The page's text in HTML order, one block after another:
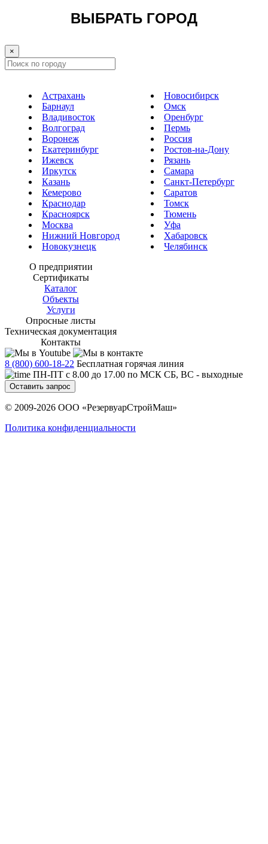
ВЫБРАТЬ ГОРОД
×
Астрахань
Барнаул
Владивосток
Волгоград
Воронеж
Екатеринбург
Ижевск
Иркутск
Казань
Кемерово
Краснодар
Красноярск
Москва
Нижний Новгород
Новокузнецк
Новосибирск
Омск
Оренбург
Пермь
Россия
Ростов-на-Дону
Рязань
Самара
Санкт-Петербург
Саратов
Томск
Тюмень
Уфа
Хабаровск
Челябинск
О предприятии
Сертификаты
Каталог
Объекты
Услуги
Опросные листы
Техническая документация
Контакты
8 (800) 600-18-22 Бесплатная горячая линия
ПН-ПТ с 8.00 до 17.00 по МСК СБ, ВС - выходные
Оставить запрос
© 2009-2026 ООО «РезервуарСтройМаш»
Политика конфиденциальности